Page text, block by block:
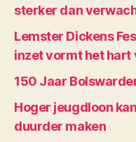
sterker dan
Lemster Dickens
inzet vormt het hart
150 Jaar
Hoger jeugdloon
duurder maken